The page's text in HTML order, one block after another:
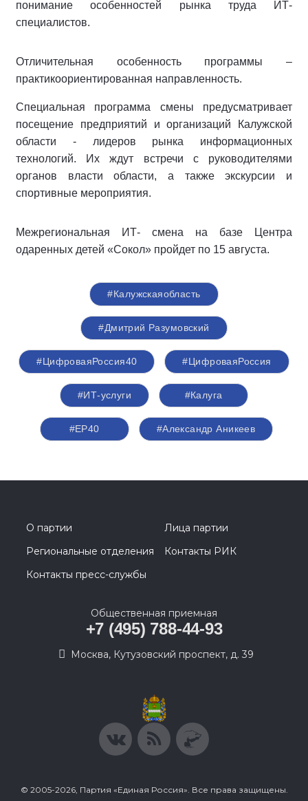
понимание особенностей рынка труда ИТ-
специалистов.
Отличительная особенность программы –
практикоориентированная направленность.
Специальная программа смены предусматривает
посещение предприятий и организаций Калужской
области - лидеров рынка информационных
технологий. Их ждут встречи с руководителями
органов власти области, а также экскурсии и
спортивные мероприятия.
Межрегиональная ИТ- смена на базе Центра
одаренных детей «Сокол» пройдет по 15 августа.
#Калужскаяобласть
#Дмитрий Разумовский
#ЦифроваяРоссия40 #ЦифроваяРоссия
#ИТ-услуги #Калуга
#ЕР40 #Александр Аникеев
О партии
Лица партии
Региональные отделения
Контакты РИК
Контакты пресс-службы
Общественная приемная
+7 (495) 788-44-93
Москва, Кутузовский проспект, д. 39
© 2005-2026, Партия «Единая Россия». Все права защищены.